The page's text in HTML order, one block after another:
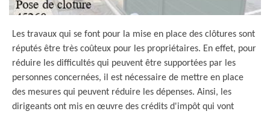
Les travaux qui se font pour la mise en place des clôtures sont
réputés être très coûteux pour les propriétaires. En effet, pour
réduire les difficultés qui peuvent être supportées par les
personnes concernées, il est nécessaire de mettre en place
des mesures qui peuvent réduire les dépenses. Ainsi, les
dirigeants ont mis en œuvre des crédits d'impôt qui vont